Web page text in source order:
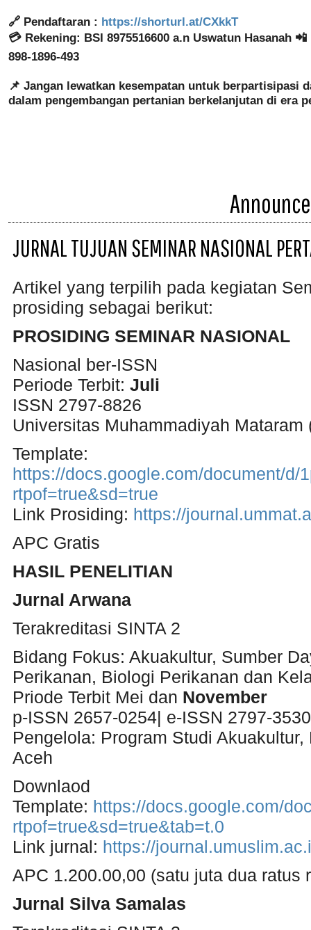
🔗 Pendaftaran : https://shorturl.at/CXkkT
💳 Rekening: BSI 8975516600 a.n Uswatun Hasanah
898-1896-493
📌 Jangan lewatkan kesempatan untuk berpartisipasi
dalam pengembangan pertanian berkelanjutan di era
JURNAL TUJUAN SEMINAR NASIONAL
Artikel yang terpilih pada kegiatan
prosiding sebagai berikut:
PROSIDING SEMINAR NASIONAL
Nasional ber-ISSN
Periode Terbit: Juli
ISSN 2797-8826
Universitas Muhammadiyah Mataram
Template:
https://docs.google.com/document/d/
rtpof=true&sd=true
Link Prosiding: https://
APC Gratis
HASIL PENELITIAN
Jurnal Arwana
Terakreditasi SINTA 2
Bidang Fokus: Akuakultur, Sumber
Perikanan, Biologi Perikanan dan
Priode Terbit Mei dan November
p-ISSN 2657-0254| e-ISSN 2797-3530
Pengelola: Program Studi
Aceh
Downlaod
Template: https://docs.google.com/
rtpof=true&sd=true&tab=t.0
Link jurnal: https://
APC 1.200.00,00 (satu juta dua ratus
Jurnal Silva Samalas